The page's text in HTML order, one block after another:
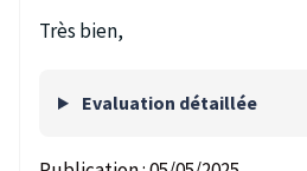
Très bien,
Evaluation détaillée